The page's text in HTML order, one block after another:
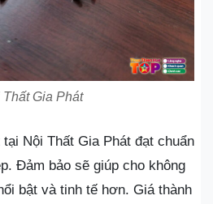
Thất Gia Phát
Nội Thất Gia Phát đạt chuẩn
Đảm bảo sẽ giúp cho không
bật và tinh tế hơn. Giá thành